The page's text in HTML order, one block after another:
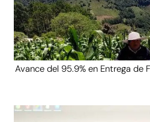
Avance del 95.9% en Entrega de